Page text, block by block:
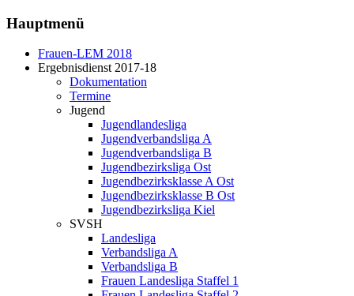
Hauptmenü
Frauen-LEM 2018
Ergebnisdienst 2017-18
Dokumentation
Termine
Jugend
Jugendlandesliga
Jugendverbandsliga A
Jugendverbandsliga B
Jugendbezirksliga Ost
Jugendbezirksklasse A Ost
Jugendbezirksklasse B Ost
Jugendbezirksliga Kiel
SVSH
Landesliga
Verbandsliga A
Verbandsliga B
Frauen Landesliga Staffel 1